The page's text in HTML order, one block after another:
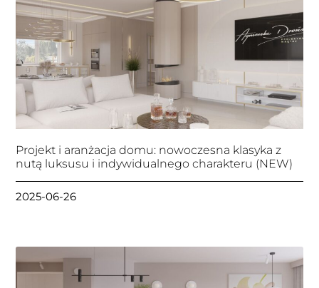
Projekt i aranżacja domu: nowoczesna klasyka z
nutą luksusu i indywidualnego charakteru (NEW)
2025-06-26